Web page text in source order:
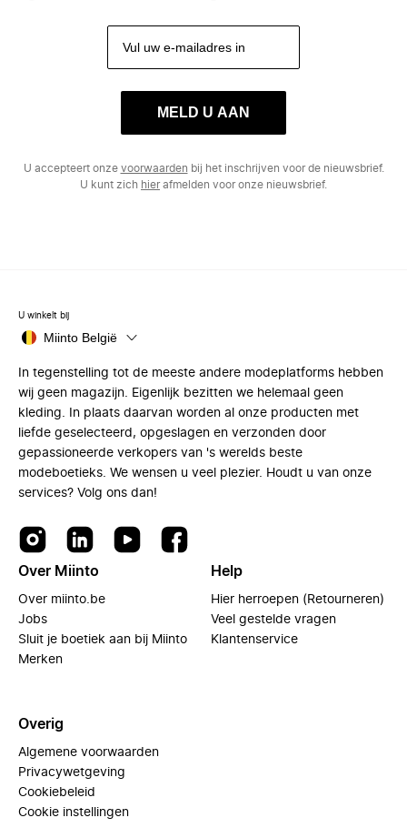
MELD U AAN
U accepteert onze voorwaarden bij het inschrijven voor de nieuwsbrief.
U kunt zich hierafmelden voor onze nieuwsbrief.
U winkelt bij
Miinto België
In tegenstelling tot de meeste andere modeplatforms hebben
wij geen magazijn. Eigenlijk bezitten we helemaal geen
kleding. In plaats daarvan worden al onze producten met
liefde geselecteerd, opgeslagen en verzonden door
gepassioneerde verkopers van 's werelds beste
modeboetieks. We wensen u veel plezier. Houdt u van onze
services? Volg ons dan!
Over Miinto
Over miinto.be
Jobs
Sluit je boetiek aan bij Miinto
Merken
Help
Hier herroepen (Retourneren)
Veel gestelde vragen
Klantenservice
Overig
Algemene voorwaarden
Privacywetgeving
Cookiebeleid
Cookie instellingen